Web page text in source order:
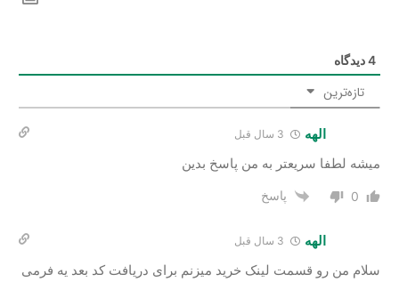
4دیدگاه
تازه‌ترین
الهه
میشه لطفا سریعتر به من پاسخ بدین
0 پاسخ
الهه
سلام من رو قسمت لینک خرید میزنم برای دریافت کد بعد یه فرمی